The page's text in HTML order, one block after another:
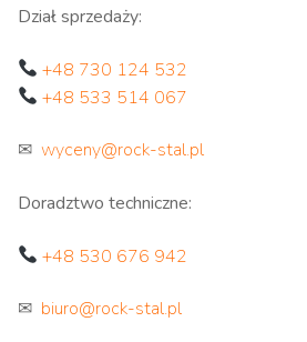
Dział sprzedaży:
+48 730 124 532
+48 533 514 067
✉ wyceny@rock-stal.pl
Doradztwo techniczne:
+48 530 676 942
✉ biuro@rock-stal.pl